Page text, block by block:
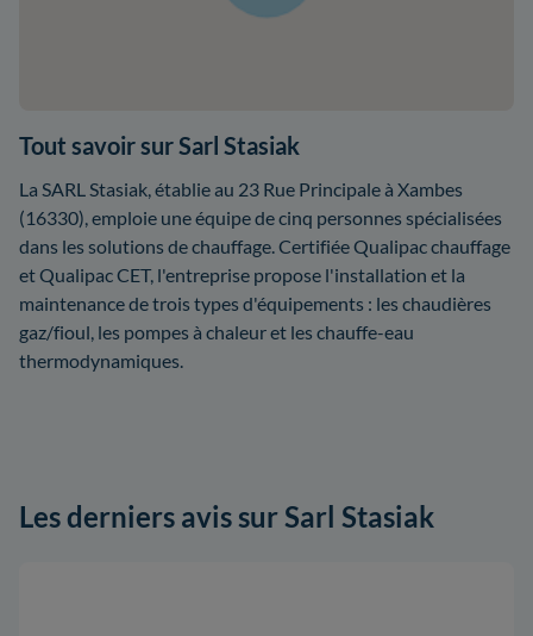
Tout savoir sur Sarl Stasiak
La SARL Stasiak, établie au 23 Rue Principale à Xambes
(16330), emploie une équipe de cinq personnes spécialisées
dans les solutions de chauffage. Certifiée Qualipac chauffage
et Qualipac CET, l'entreprise propose l'installation et la
maintenance de trois types d'équipements : les chaudières
gaz/fioul, les pompes à chaleur et les chauffe-eau
thermodynamiques.
Les derniers avis sur Sarl Stasiak